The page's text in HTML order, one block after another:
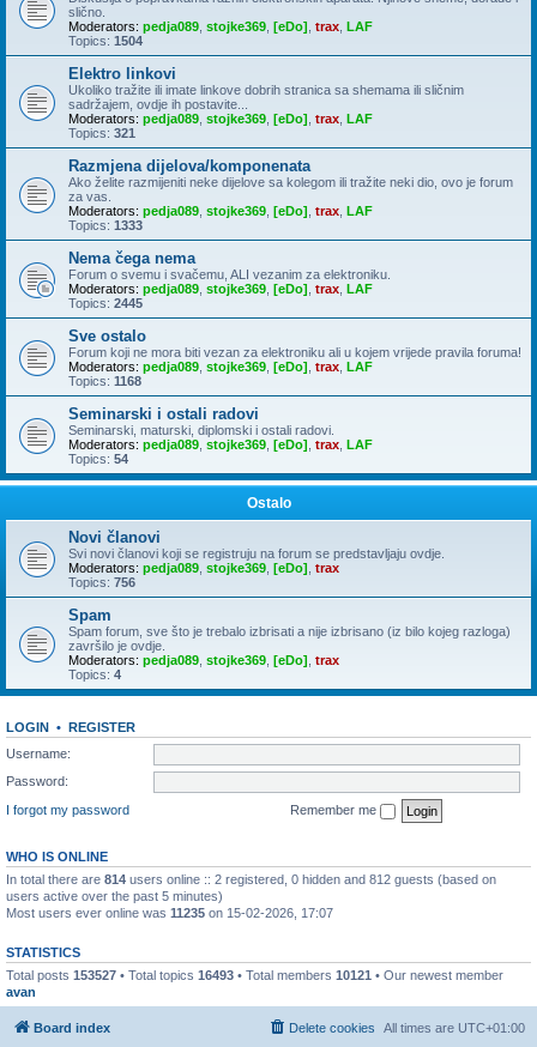
slično.
Moderators: pedja089 stojke369 [eDo] trax LAF
Topics: 1504
Elektro linkovi
Ukoliko tražite ili imate linkove dobrih stranica sa shemama ili sličnim
sadržajem, ovdje ih postavite...
Moderators: pedja089 stojke369 [eDo] trax LAF
Topics: 321
Razmjena dijelova/komponenata
Ako želite razmijeniti neke dijelove sa kolegom ili tražite neki dio, ovo je forum
za vas.
Moderators: pedja089 stojke369 [eDo] trax LAF
Topics: 1333
Nema čega nema
Forum o svemu i svačemu, ALI vezanim za elektroniku.
Moderators: pedja089 stojke369 [eDo] trax LAF
Topics: 2445
Sve ostalo
Forum koji ne mora biti vezan za elektroniku ali u kojem vrijede pravila foruma!
Moderators: pedja089 stojke369 [eDo] trax LAF
Topics: 1168
Seminarski i ostali radovi
Seminarski, maturski, diplomski i ostali radovi.
Moderators: pedja089 stojke369 [eDo] trax LAF
Topics: 54
Ostalo
Novi članovi
Svi novi članovi koji se registruju na forum se predstavljaju ovdje.
Moderators: pedja089 stojke369 [eDo] trax
Topics: 756
Spam
Spam forum, sve što je trebalo izbrisati a nije izbrisano (iz bilo kojeg razloga)
završilo je ovdje.
Moderators: pedja089 stojke369 [eDo] trax
Topics: 4
LOGIN • REGISTER
Username:
Password:
I forgot my password
Remember me
WHO IS ONLINE
In total there are 814 users online :: 2 registered, 0 hidden and 812 guests (based on
users active over the past 5 minutes)
Most users ever online was 11235 on 15-02-2026, 17:07
STATISTICS
Total posts 153527 • Total topics 16493 • Total members 10121 • Our newest member
avan
Board index All times are UTC+01:00
Delete cookies